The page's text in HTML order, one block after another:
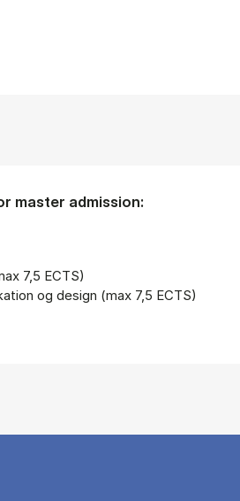
master admission:
7,5 ECTS)
og design (max 7,5 ECTS)